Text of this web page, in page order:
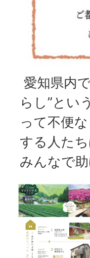
愛知県内
らし”とい
って不便
する人た
みんなで